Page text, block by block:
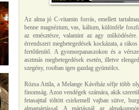
Az alma jó C-vitamin forrás, emellett
benne magnézium, vas, kálium, különféle
az emésztésre, valamint az agy
érrendszeri megbetegedések kockázata, a
fertőtlenítő. A gyomorpanaszokon és a
asztmás megbetegedések esetén, illetve
szegény, rostban igen gazdag gyümölcs.
Rózsa Attila, a Melange Kávéház séfje több
finomság. Azon vendégek számára, akik
fetasajttal töltött csirkemell vajban sütve,
almamártással. A mártásnál az